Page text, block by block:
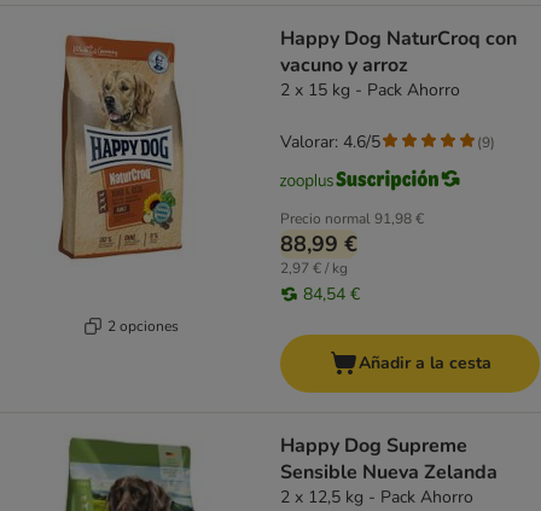
2 opciones
Happy Dog NaturCroq con
vacuno y arroz
2 x 15 kg - Pack Ahorro
Precio normal91,98 €
88,99 €
2,97 € / kg
84,54 €
Valorar: 4.6/5 (9)
Añadir a la cesta
Happy Dog Supreme
Sensible Nueva Zelanda
2 x 12,5 kg - Pack Ahorro